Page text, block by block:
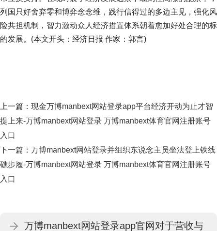
列国只好舍弃零和博弈念念维，践行信得过的多边主见，强化风
险共担机制，智力激动众人经济措置体系朝着愈加好处合理的标
的发展。(本文开头：经济日报 作家：郭言)
上一篇： 现金万博manbext网站登录app平台经济开动为止才智
提上来-万博manbext网站登录 万博manbext体育官网注册账号
入口
下一篇： 万博manbext网站登录并组织东说念主员坐法登上铁线
礁步履-万博manbext网站登录 万博manbext体育官网注册账号
入口
万博manbext网站登录app官网对于营收与